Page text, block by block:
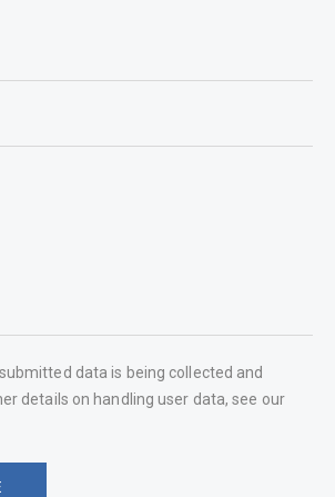
data is being collected and
details on handling user data, see our